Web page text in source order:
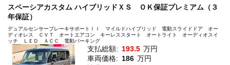
スペーシアカスタム ハイブリッドＸＳ ＯＫ保証プレミアム（３
年保証）
デュアルセンサーブレーキサポートＩＩ マイルドハイブリッド 電動スライドドア オー
ディオレス ＣＶＴ オートエアコン キーレススタート オートライト オーディオスイ
ッチ ＬＥＤ ＡＣＣ 電動パーキング
支払総額: 193.5 万円
車両価格: 186 万円